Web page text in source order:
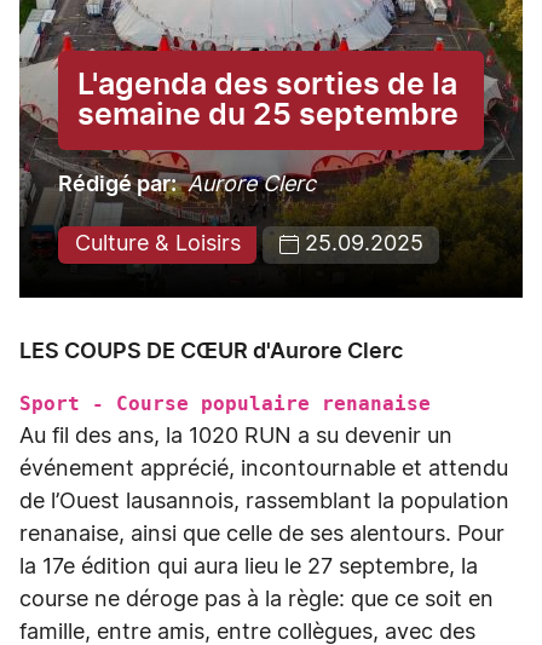
L'agenda des sorties de la
semaine du 25 septembre
Rédigé par Aurore Clerc
Culture & Loisirs 25.09.2025
LES COUPS DE CŒUR d'Aurore Clerc
Sport - Course populaire renanaise
Au fil des ans, la 1020 RUN a su devenir un
événement apprécié, incontournable et attendu
de l’Ouest lausannois, rassemblant la population
renanaise, ainsi que celle de ses alentours. Pour
la 17e édition qui aura lieu le 27 septembre, la
course ne déroge pas à la règle: que ce soit en
famille, entre amis, entre collègues, avec des